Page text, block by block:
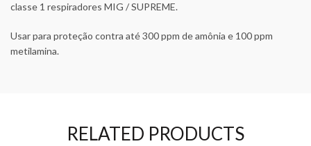
classe 1 respiradores MIG / SUPREME.
Usar para proteção contra até 300 ppm de amônia e 100 ppm
metilamina.
RELATED PRODUCTS